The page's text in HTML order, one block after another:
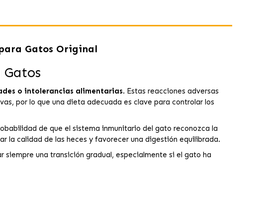
Gatos Original
o intolerancias alimentarias. Estas reacciones adversas
por lo que una dieta adecuada es clave para controlar los
de que el sistema inmunitario del gato reconozca la
la calidad de las heces y favorecer una digestión equilibrada.
una transición gradual, especialmente si el gato ha